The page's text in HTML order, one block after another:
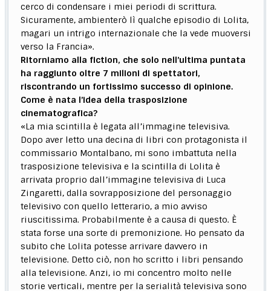
cerco di condensare i miei periodi di scrittura.
Sicuramente, ambienterò lì qualche episodio di Lolita,
magari un intrigo internazionale che la vede muoversi
verso la Francia».
Ritorniamo alla fiction, che solo nell’ultima puntata
ha raggiunto oltre 7 milioni di spettatori,
riscontrando un fortissimo successo di opinione.
Come è nata l’idea della trasposizione
cinematografica?
«La mia scintilla è legata all’immagine televisiva.
Dopo aver letto una decina di libri con protagonista il
commissario Montalbano, mi sono imbattuta nella
trasposizione televisiva e la scintilla di Lolita è
arrivata proprio dall’immagine televisiva di Luca
Zingaretti, dalla sovrapposizione del personaggio
televisivo con quello letterario, a mio avviso
riuscitissima. Probabilmente è a causa di questo. È
stata forse una sorte di premonizione. Ho pensato da
subito che Lolita potesse arrivare davvero in
televisione. Detto ciò, non ho scritto i libri pensando
alla televisione. Anzi, io mi concentro molto nelle
storie verticali, mentre per la serialità televisiva sono